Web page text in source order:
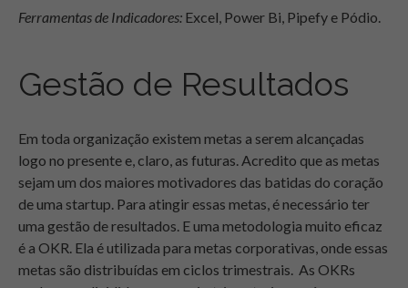
Ferramentas de Indicadores: Excel, Power Bi, Pipefy e Pódio.
Gestão de Resultados
Em toda organização existem metas a serem alcançadas
logo no presente e, claro, as futuras. Acredito que as metas
sejam um dos maiores motivadores das batidas do coração
de uma startup. Para atingir essas metas, é necessário ter
uma gestão de resultados. E uma metodologia muito eficaz
é a OKR. Ela é utilizada para metas corporativas, onde essas
metas são distribuídas em ciclos trimestrais. As OKRs